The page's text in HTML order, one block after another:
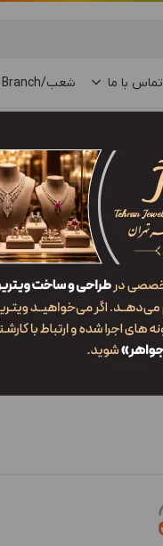
تماس با ما شعب/Branch
ارزان‌ترین